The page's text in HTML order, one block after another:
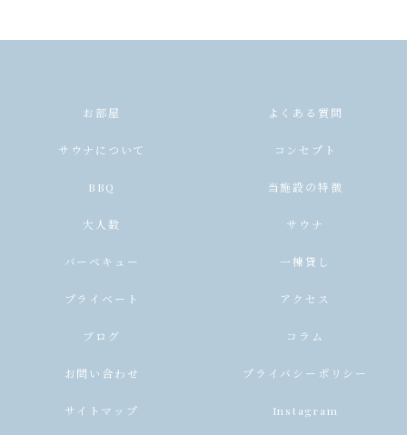
お部屋 よくある質問
サウナについて コンセプト
BBQ 当施設の特徴
大人数 サウナ
バーベキュー 一棟貸し
プライベート アクセス
ブログ コラム
お問い合わせ プライバシーポリシー
サイトマップ Instagram